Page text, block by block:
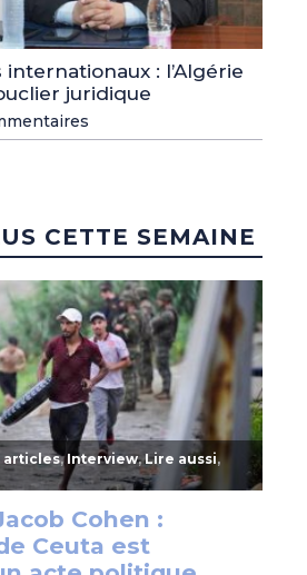
internationaux : l’Algérie
juridique
CETTE SEMAINE